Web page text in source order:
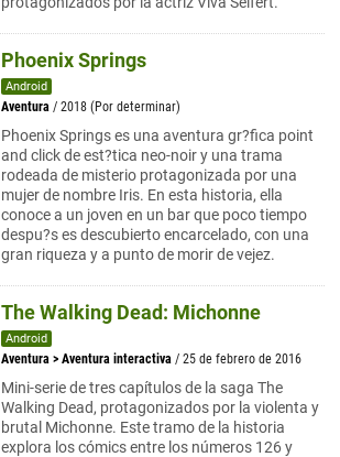
Phoenix Springs
Android
Aventura / 2018 (Por determinar)
Phoenix Springs es una aventura gr?fica point
and click de est?tica neo-noir y una trama
rodeada de misterio protagonizada por una
mujer de nombre Iris. En esta historia, ella
conoce a un joven en un bar que poco tiempo
despu?s es descubierto encarcelado, con una
gran riqueza y a punto de morir de vejez.
The Walking Dead: Michonne
Android
Aventura > Aventura interactiva / 25 de febrero de 2016
Mini-serie de tres capítulos de la saga The
Walking Dead, protagonizados por la violenta y
brutal Michonne. Este tramo de la historia
explora los cómics entre los números 126 y